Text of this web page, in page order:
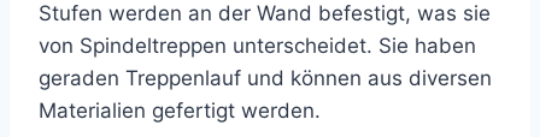
Stufen werden an der Wand befestigt, was sie
von Spindeltreppen unterscheidet. Sie haben
geraden Treppenlauf und können aus diversen
Materialien gefertigt werden.